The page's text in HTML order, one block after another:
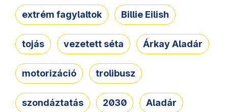
extrém fagylaltok Billie Eilish
tojás vezetett séta Árkay Aladár
motorizáció trolibusz
szondáztatás 2030 Aladár